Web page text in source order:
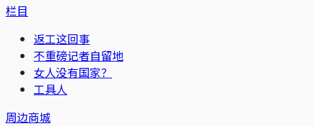
栏目
返工这回事
不重磅记者自留地
女人没有国家？
工具人
周边商城